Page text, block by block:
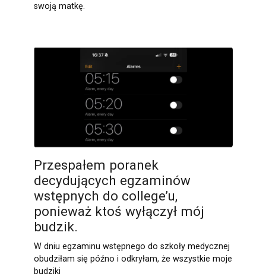
swoją matkę.
Przespałem poranek
decydujących egzaminów
wstępnych do college’u,
ponieważ ktoś wyłączył mój
budzik.
W dniu egzaminu wstępnego do szkoły medycznej
obudziłam się późno i odkryłam, że wszystkie moje
budziki